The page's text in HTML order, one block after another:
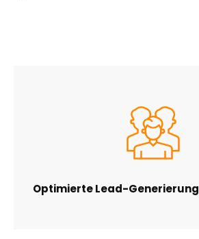
Optimierte Lead-Generierung